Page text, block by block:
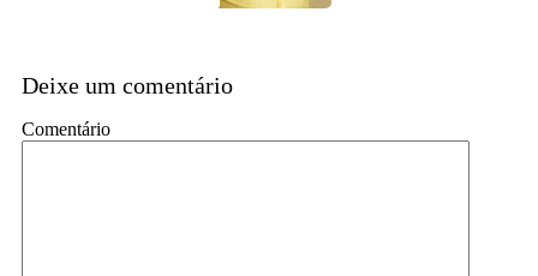
Deixe um comentário
Comentário